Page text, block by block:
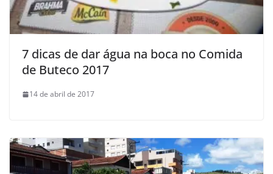
7 dicas de dar água na boca no Comida
de Buteco 2017
14 de abril de 2017